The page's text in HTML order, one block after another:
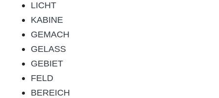
LICHT
KABINE
GEMACH
GELASS
GEBIET
FELD
BEREICH